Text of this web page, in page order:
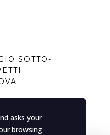
SOTTO-
asks your
browsing